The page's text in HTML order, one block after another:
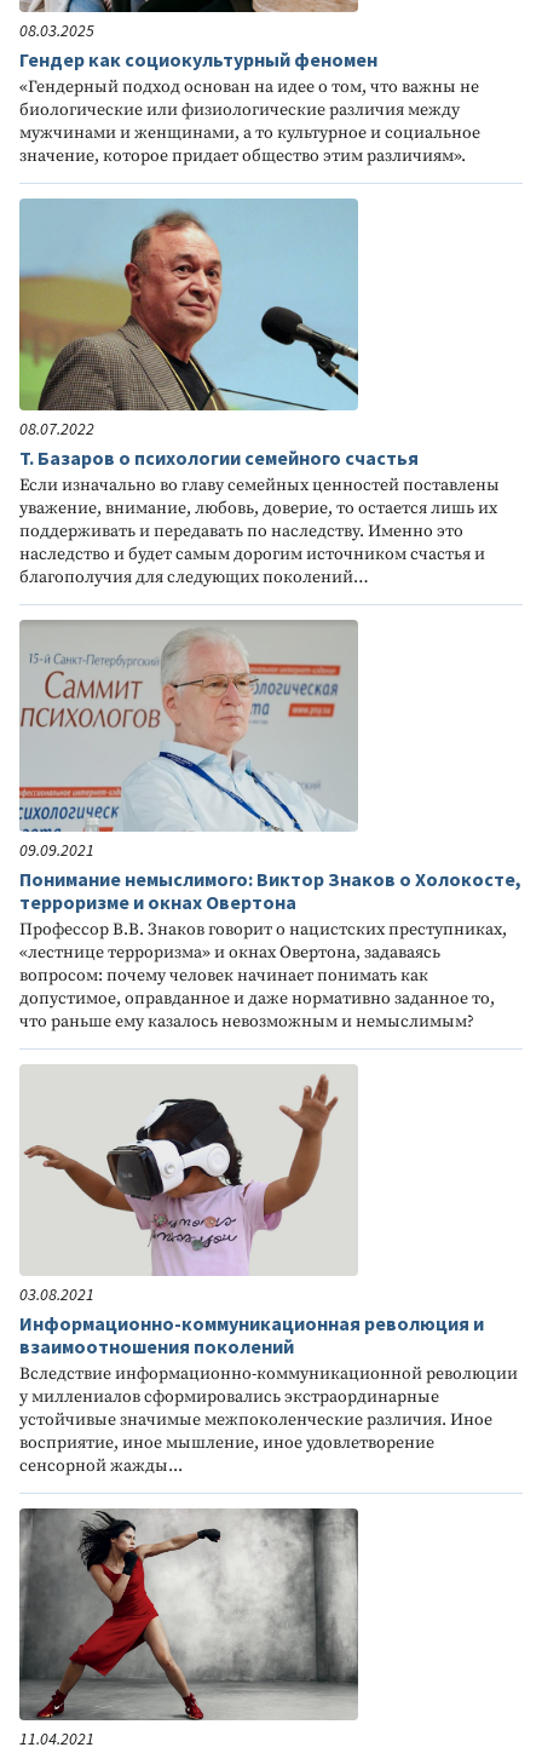
08.03.2025
Гендер как социокультурный феномен
«Гендерный подход основан на идее о том, что важны не
биологические или физиологические различия между
мужчинами и женщинами, а то культурное и социальное
значение, которое придает общество этим различиям».
08.07.2022
Т. Базаров о психологии семейного счастья
Если изначально во главу семейных ценностей поставлены
уважение, внимание, любовь, доверие, то остается лишь их
поддерживать и передавать по наследству. Именно это
наследство и будет самым дорогим источником счастья и
благополучия для следующих поколений…
09.09.2021
Понимание немыслимого: Виктор Знаков о Холокосте,
терроризме и окнах Овертона
Профессор В.В. Знаков говорит о нацистских преступниках,
«лестнице терроризма» и окнах Овертона, задаваясь
вопросом: почему человек начинает понимать как
допустимое, оправданное и даже нормативно заданное то,
что раньше ему казалось невозможным и немыслимым?
03.08.2021
Информационно-коммуникационная революция и
взаимоотношения поколений
Вследствие информационно-коммуникационной революции
у миллениалов сформировались экстраординарные
устойчивые значимые межпоколенческие различия. Иное
восприятие, иное мышление, иное удовлетворение
сенсорной жажды...
11.04.2021